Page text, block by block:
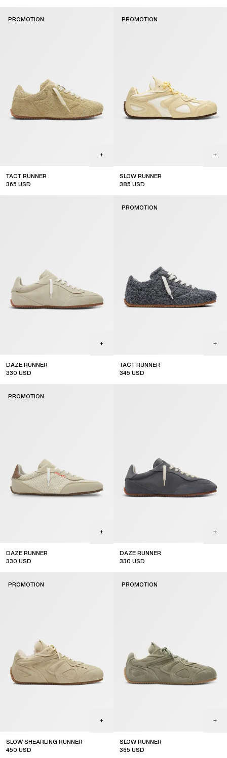
TACT RUNNER
365 USD
PROMOTION
SLOW RUNNER
385 USD
PROMOTION
DAZE RUNNER
330 USD
TACT RUNNER
345 USD
PROMOTION
DAZE RUNNER
330 USD
PROMOTION
DAZE RUNNER
330 USD
SLOW SHEARLING RUNNER
450 USD
PROMOTION
SLOW RUNNER
365 USD
PROMOTION